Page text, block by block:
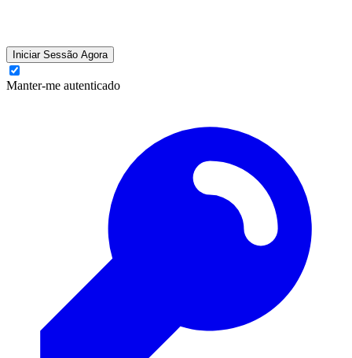
Iniciar Sessão Agora
Manter-me autenticado